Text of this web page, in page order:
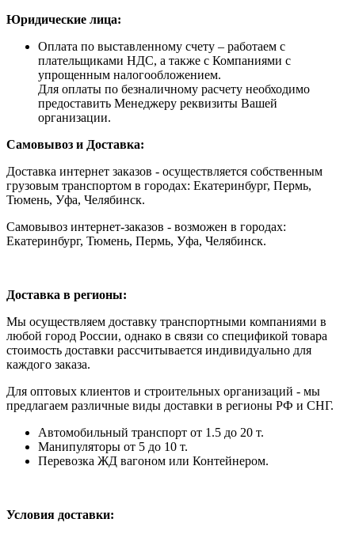
Юридические лица:
Оплата по выставленному счету – работаем с
плательщиками НДС, а также с Компаниями с
упрощенным налогообложением.
Для оплаты по безналичному расчету необходимо
предоставить Менеджеру реквизиты Вашей
организации.
Самовывоз и Доставка:
Доставка интернет заказов - осуществляется собственным
грузовым транспортом в городах: Екатеринбург, Пермь,
Тюмень, Уфа, Челябинск.
Самовывоз интернет-заказов - возможен в городах:
Екатеринбург, Тюмень, Пермь, Уфа, Челябинск.
Доставка в регионы:
Мы осуществляем доставку транспортными компаниями в
любой город России, однако в связи со спецификой товара
стоимость доставки рассчитывается индивидуально для
каждого заказа.
Для оптовых клиентов и строительных организаций - мы
предлагаем различные виды доставки в регионы РФ и СНГ.
Автомобильный транспорт от 1.5 до 20 т.
Манипуляторы от 5 до 10 т.
Перевозка ЖД вагоном или Контейнером.
Условия доставки: